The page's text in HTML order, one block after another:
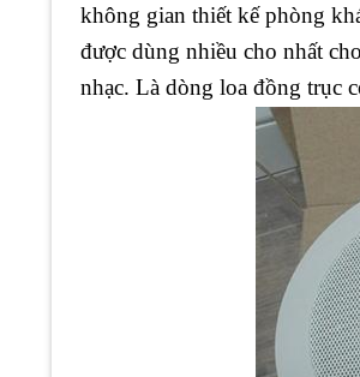
không gian thiết kế phòng
được dùng nhiều cho nhất
nhạc. Là dòng loa đồng trục